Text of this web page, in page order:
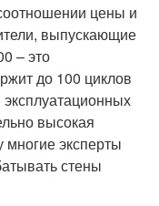
цены и
выпускающие
– это
до 100 циклов
высокая
многие эксперты
стены